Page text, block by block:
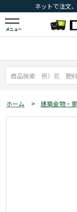
ネットで注文
メニュー
ホーム > 建築金物・